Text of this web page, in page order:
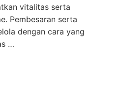
vitalitas serta
Pembesaran serta
dengan cara yang
…